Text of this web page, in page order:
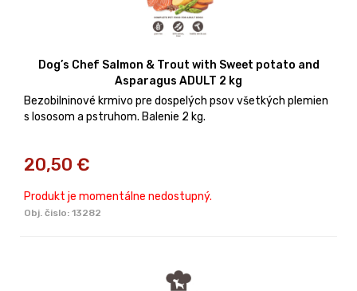
Dog’s Chef Salmon & Trout with Sweet potato and
Asparagus ADULT 2 kg
Bezobilninové krmivo pre dospelých psov všetkých plemien
s lososom a pstruhom. Balenie 2 kg.
20,50 €
Produkt je momentálne nedostupný.
Obj. čislo: 13282